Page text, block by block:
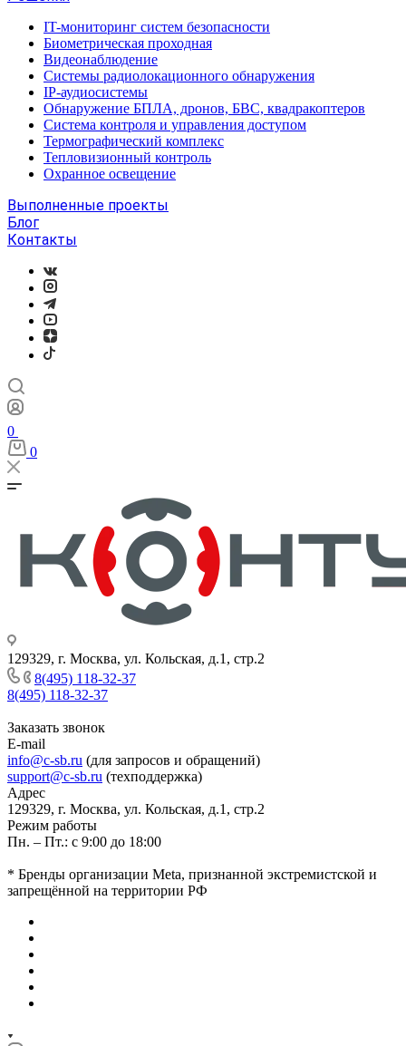
IT-мониторинг систем безопасности
Биометрическая проходная
Видеонаблюдение
Системы радиолокационного обнаружения
IP-аудиосистемы
Обнаружение БПЛА, дронов, БВС, квадракоптеров
Система контроля и управления доступом
Термографический комплекс
Тепловизионный контроль
Охранное освещение
Выполненные проекты
Блог
Контакты
0
0
129329, г. Москва, ул. Кольская, д.1, стр.2
8(495) 118-32-37
8(495) 118-32-37
Заказать звонок
E-mail
info@c-sb.ru (для запросов и обращений)
support@c-sb.ru (техподдержка)
Адрес
129329, г. Москва, ул. Кольская, д.1, стр.2
Режим работы
Пн. – Пт.: с 9:00 до 18:00
* Бренды организации Meta, признанной экстремистской и
запрещённой на территории РФ